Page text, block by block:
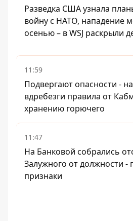
Разведка США узнала
войну с НАТО, нападение
осенью – в WSJ раскрыли
11:59
Подвергают опасности -
вдребезги правила от
хранению горючего
11:47
На Банковой собрались
Залужного от должности -
признаки